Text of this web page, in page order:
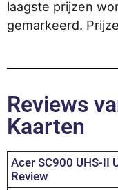
laagste prijzen
gemarkeerd.
Reviews
Kaarten
Acer SC900 UHS-II
Review